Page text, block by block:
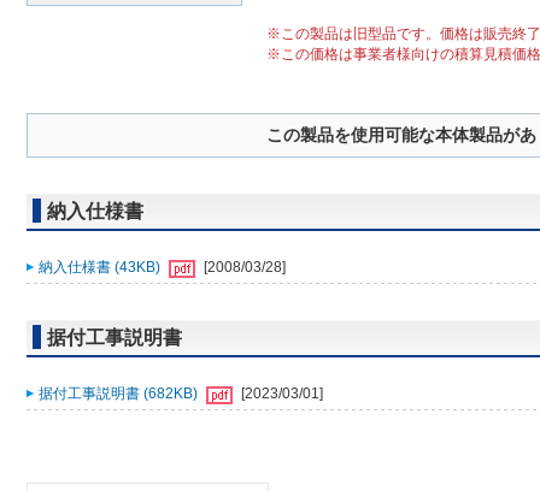
※この製品は旧型品です。価格は販売終
※この価格は事業者様向けの積算見積価
この製品を使用可能な本体製品が
納入仕様書
納入仕様書 (43KB) [2008/03/28]
据付工事説明書
据付工事説明書 (682KB) [2023/03/01]